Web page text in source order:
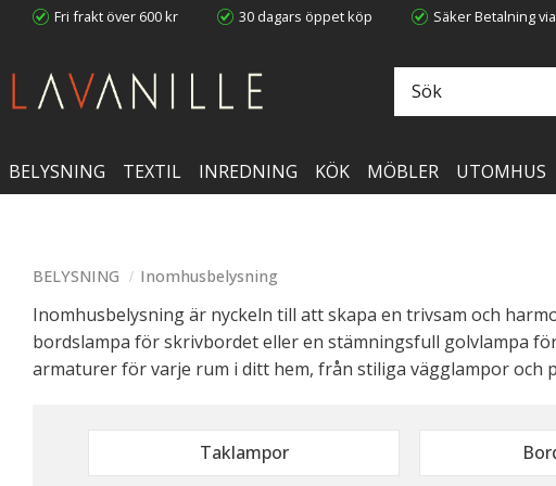
Fri frakt över 600 kr 30 dagars öppet köp Säker Betalning
BELYSNING TEXTIL INREDNING KÖK MÖBLER UTOMHUS
BELYSNING Inomhusbelysning
Inomhusbelysning är nyckeln till att skapa en trivsam och
bordslampa för skrivbordet eller en stämningsfull golvlampa
armaturer för varje rum i ditt hem, från stiliga vägglampor
Taklampor